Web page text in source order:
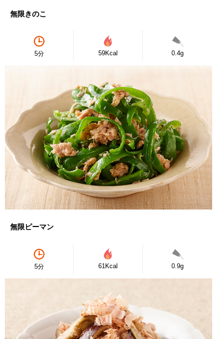
無限きのこ
5分 59Kcal 0.4g
無限ピーマン
5分 61Kcal 0.9g